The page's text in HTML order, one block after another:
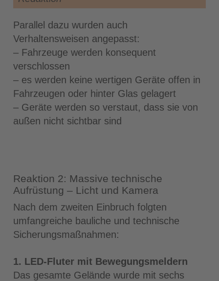
Parallel dazu wurden auch
Verhaltensweisen angepasst:
– Fahrzeuge werden konsequent
verschlossen
– es werden keine wertigen Geräte offen in
Fahrzeugen oder hinter Glas gelagert
– Geräte werden so verstaut, dass sie von
außen nicht sichtbar sind
Reaktion 2: Massive technische
Aufrüstung – Licht und Kamera
Nach dem zweiten Einbruch folgten
umfangreiche bauliche und technische
Sicherungsmaßnahmen:
1. LED-Fluter mit Bewegungsmeldern
Das gesamte Gelände wurde mit sechs